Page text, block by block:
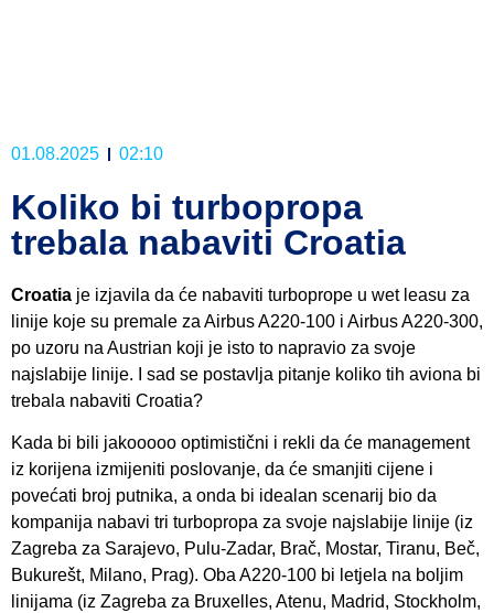
01.08.2025 02:10
Koliko bi turbopropa
trebala nabaviti Croatia
Croatia je izjavila da će nabaviti turboprope u wet leasu za
linije koje su premale za Airbus A220-100 i Airbus A220-300,
po uzoru na Austrian koji je isto to napravio za svoje
najslabije linije. I sad se postavlja pitanje koliko tih aviona bi
trebala nabaviti Croatia?
Kada bi bili jakooooo optimistični i rekli da će management
iz korijena izmijeniti poslovanje, da će smanjiti cijene i
povećati broj putnika, a onda bi idealan scenarij bio da
kompanija nabavi tri turbopropa za svoje najslabije linije (iz
Zagreba za Sarajevo, Pulu-Zadar, Brač, Mostar, Tiranu, Beč,
Bukurešt, Milano, Prag). Oba A220-100 bi letjela na boljim
linijama (iz Zagreba za Bruxelles, Atenu, Madrid, Stockholm,